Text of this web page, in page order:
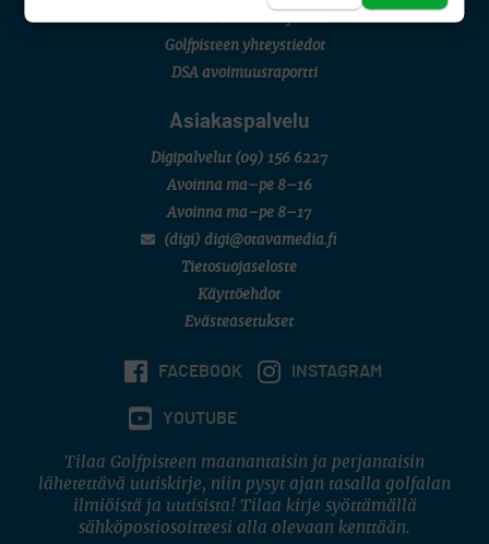
Golfpisteen yhteystiedot
DSA avoimuusraportti
Asiakaspalvelu
Digipalvelut (09) 156 6227
Avoinna ma–pe 8–16
Avoinna ma–pe 8–17
(digi) digi@otavamedia.fi
Tietosuojaseloste
Käyttöehdot
Evästeasetukset
FACEBOOK INSTAGRAM
YOUTUBE
Tilaa Golfpisteen maanantaisin ja perjantaisin
lähetettävä uutiskirje, niin pysyt ajan tasalla golfalan
ilmiöistä ja uutisista! Tilaa kirje syöttämällä
sähköpostiosoitteesi alla olevaan kenttään.